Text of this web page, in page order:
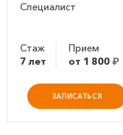
Специалист
Стаж
7 лет
Прием
от 1 800₽
ЗАПИСАТЬСЯ